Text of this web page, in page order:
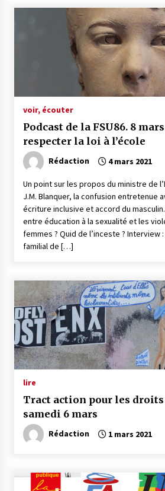
voir, écouter
Podcast de la FSU86. 8 mars 2021 : faire
respecter la loi à l’école
Rédaction 4 mars 2021
Un point sur les propos du ministre de
J.M. Blanquer, la confusion entretenue
écriture inclusive et accord du
entre éducation à la sexualité et les
femmes ? Quid de l’inceste ? Interview
familial de […]
lire
Tract action pour les droits
samedi 6 mars
Rédaction 1 mars 2021